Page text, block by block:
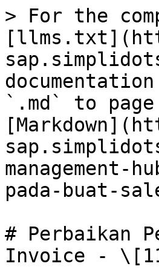
> For the
`.md` to
management-
pada-buat-
# Perbaikan
Invoice -